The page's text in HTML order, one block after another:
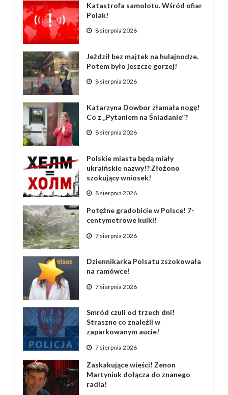
Katastrofa samolotu. Wśród ofiar
Polak!
8 sierpnia 2026
Jeździł bez majtek na hulajnodze.
Potem było jeszcze gorzej!
8 sierpnia 2026
Katarzyna Dowbor złamała nogę!
Co z „Pytaniem na Śniadanie”?
8 sierpnia 2026
Polskie miasta będą miały
ukraińskie nazwy!? Złożono
szokujący wniosek!
8 sierpnia 2026
Potężne gradobicie w Polsce! 7-
centymetrowe kulki!
7 sierpnia 2026
Dziennikarka Polsatu zszokowała
na ramówce!
7 sierpnia 2026
Smród czuli od trzech dni!
Straszne co znaleźli w
zaparkowanym aucie!
7 sierpnia 2026
Zaskakujące wieści! Zenon
Martyniuk dołącza do znanego
radia!